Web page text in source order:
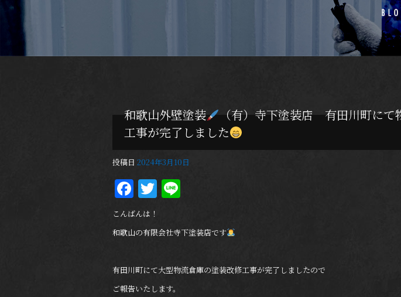
和歌山外壁塗装
（有）寺下塗装店 有田川町にて
工事が完了しました
投稿日 2024年3月10日
Facebook
Twitter
こんばんは！
和歌山の有限会社寺下塗装店です
有田川町にて大型物流倉庫の塗装改修工事が完了しましたので
ご報告いたします。